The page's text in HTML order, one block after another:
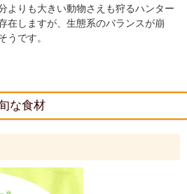
よりも大きい動物さえも狩るハンター
在しますが、生態系のバランスが崩
うです。
な食材